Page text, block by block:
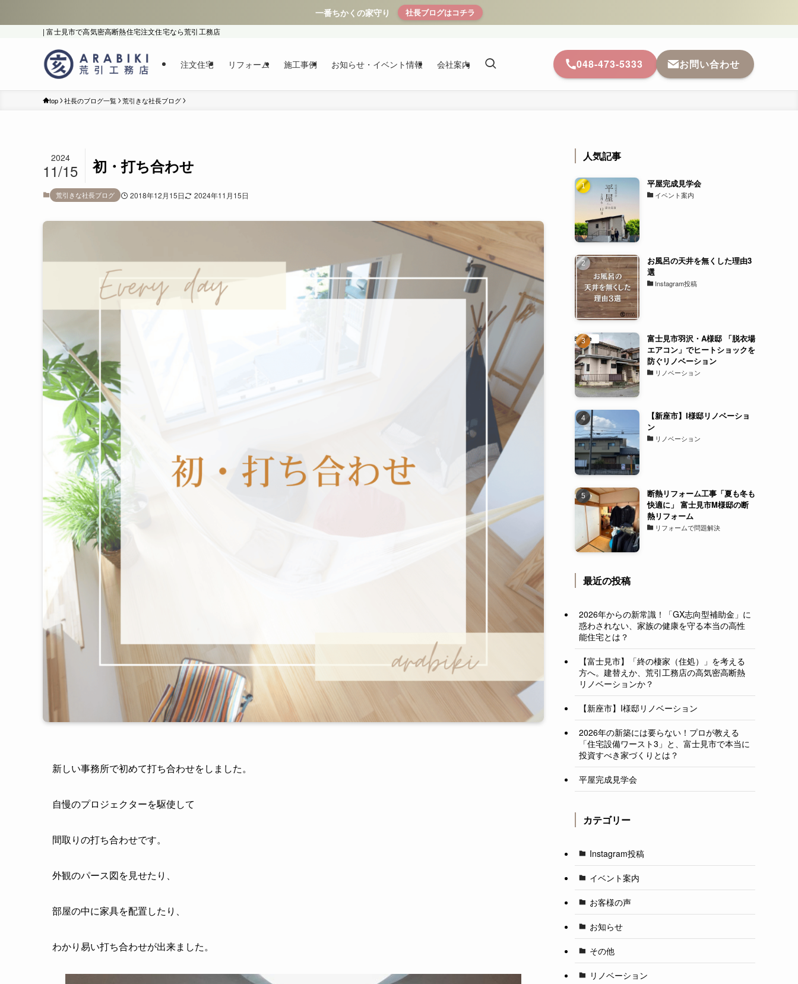
一番ちかくの家守り 社長ブログはコチラ
| 富士見市で高気密高断熱住宅注文住宅なら荒引工務店
注文住宅 リフォーム 施工事例 お知らせ・イベント情報 会社案内 048-473-5333 お問い合わせ
top 社長のブログ一覧 荒引きな社長ブログ
初・打ち合わせ
2024
11/15
荒引きな社長ブログ 2018年12月15日 2024年11月15日
新しい事務所で初めて打ち合わせをしました。
自慢のプロジェクターを駆使して
間取りの打ち合わせです。
外観のパース図を見せたり、
部屋の中に家具を配置したり、
わかり易い打ち合わせが出来ました。
人気記事
平屋完成見学会
イベント案内
お風呂の天井を無くした理由3
選
Instagram投稿
富士見市羽沢・A様邸 「脱衣場
エアコン」でヒートショックを
防ぐリノベーション
リノベーション
【新座市】I様邸リノベーショ
ン
リノベーション
断熱リフォーム工事「夏も冬も
快適に」 富士見市M様邸の断
熱リフォーム
リフォームで問題解決
最近の投稿
2026年からの新常識！「GX志向型補助金」に
惑わされない、家族の健康を守る本当の高性
能住宅とは？
【富士見市】「終の棲家（住処）」を考える
方へ。建替えか、荒引工務店の高気密高断熱
リノベーションか？
【新座市】I様邸リノベーション
2026年の新築には要らない！プロが教える
「住宅設備ワースト3」と、富士見市で本当に
投資すべき家づくりとは？
平屋完成見学会
カテゴリー
Instagram投稿
イベント案内
お客様の声
お知らせ
その他
リノベーション